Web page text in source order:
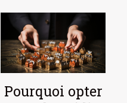
Pourquoi opter